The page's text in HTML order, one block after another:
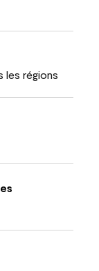
les régions